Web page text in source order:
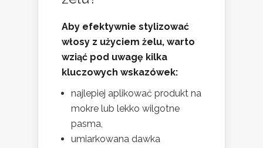
Aby efektywnie stylizować
włosy z użyciem żelu, warto
wziąć pod uwagę kilka
kluczowych wskazówek:
najlepiej aplikować produkt na
mokre lub lekko wilgotne
pasma,
umiarkowana dawka